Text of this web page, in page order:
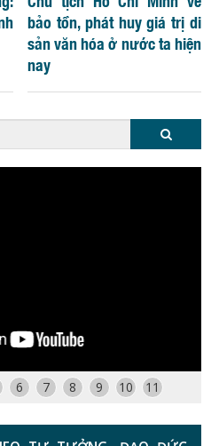
bảo tồn, phát huy giá trị di
sản văn hóa ở nước ta hiện
nay
6 7 8 9 10 11